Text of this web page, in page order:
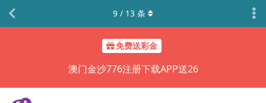
免费送彩金
澳门金沙776注册下载APP送26
9 / 13 条